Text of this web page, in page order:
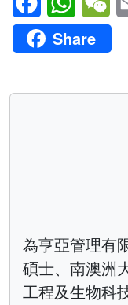
Share
為亨亞管理有
碩士、南澳洲
工程及生物科